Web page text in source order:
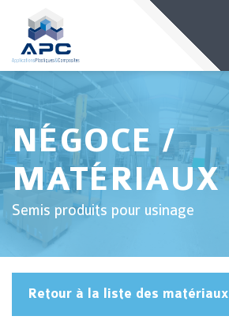
NÉGOCE /
MATÉRIAUX
Semis produits pour usinage
Retour à la liste des matériaux